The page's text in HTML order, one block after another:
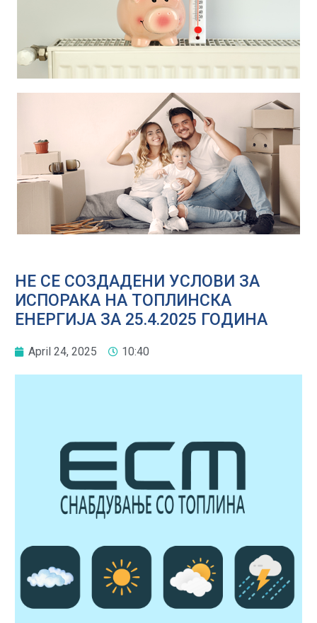
НЕ СЕ СОЗДАДЕНИ УСЛОВИ ЗА
ИСПОРАКА НА ТОПЛИНСКА
ЕНЕРГИЈА ЗА 25.4.2025 ГОДИНА
April 24, 2025 10:40